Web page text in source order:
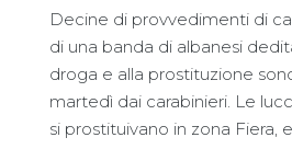
Decine di provvedimenti di
di una banda di albanesi
droga e alla prostituzione
martedì dai carabinieri. Le
si prostituivano in zona Fiera,